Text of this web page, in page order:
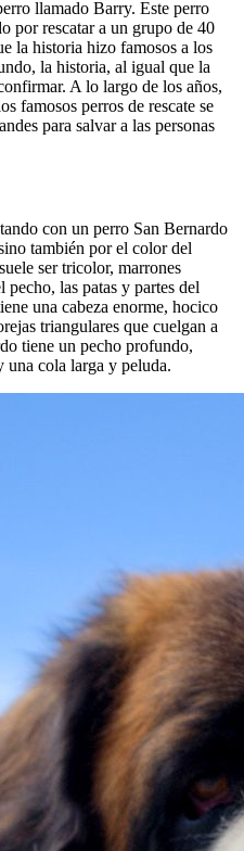
llamado Barry. Este perro
por rescatar a un grupo de 40
la historia hizo famosos a los
la historia, al igual que la
A lo largo de los años,
famosos perros de rescate se
para salvar a las personas
con un perro San Bernardo
también por el color del
ser tricolor, marrones
las patas y partes del
una cabeza enorme, hocico
triangulares que cuelgan a
tiene un pecho profundo,
una cola larga y peluda.